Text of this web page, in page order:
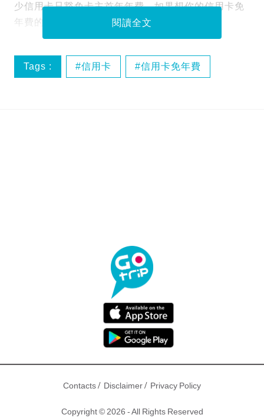
少信用卡只豁免卡主首年年費，如果想你的信用卡免
年費的話，要記得以下4個秘技。
閱讀全文
Tags : 信用卡 信用卡免年費
Contacts/ Disclaimer/ Privacy Policy
Copyright © 2026 - All Rights Reserved